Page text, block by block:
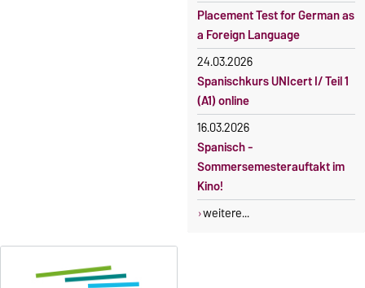
Placement Test for German as
a Foreign Language
24.03.2026
Spanischkurs UNIcert I/ Teil 1
(A1) online
16.03.2026
Spanisch -
Sommersemesterauftakt im
Kino!
weitere...